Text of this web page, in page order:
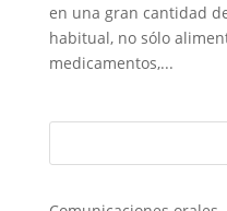
en una gran cantidad
habitual, no sólo
medicamentos,...